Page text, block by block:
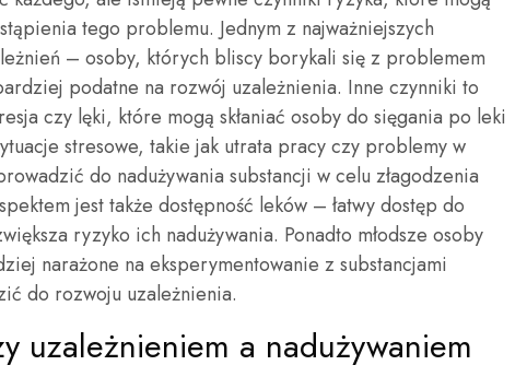
tego problemu. Jednym z najważniejszych
– osoby, których bliscy borykali się z problemem
podatne na rozwój uzależnienia. Inne czynniki to
czy lęki, które mogą skłaniać osoby do sięgania po leki
stresowe, takie jak utrata pracy czy problemy w
do nadużywania substancji w celu złagodzenia
jest także dostępność leków – łatwy dostęp do
ryzyko ich nadużywania. Ponadto młodsze osoby
narażone na eksperymentowanie z substancjami
do rozwoju uzależnienia.
uzależnieniem a nadużywaniem